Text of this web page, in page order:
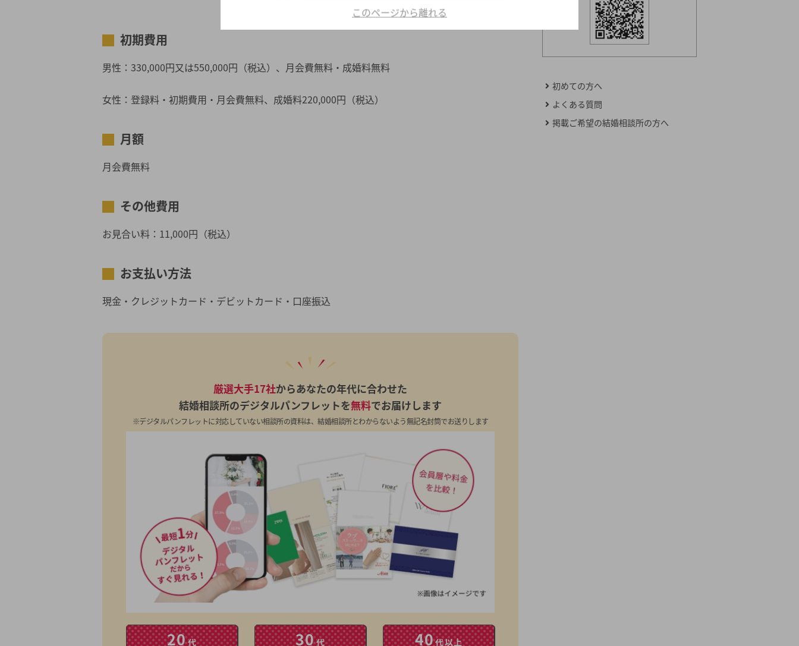
初期費用
男性：330,000円又は550,000円（税込）、月会費無料・成婚料無料
女性：登録料・初期費用・月会費無料、成婚料220,000円（税込）
月額
月会費無料
その他費用
お見合い料：11,000円（税込）
お支払い方法
現金・クレジットカード・デビットカード・口座振込
厳選大手17社からあなたの年代に合わせた
結婚相談所のデジタルパンフレットを無料でお届けします
※デジタルパンフレットに対応していない相談所の資料は、結婚相談所とわからないよう無記名封筒でお送りします
20代 30代 40代以上
初めての方へ
よくある質問
掲載ご希望の結婚相談所の方へ
このページから離れる